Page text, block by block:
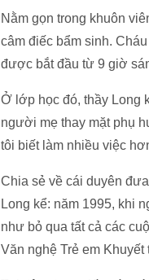
Nằm gọn trong khuôn
câm điếc bẩm sinh.
được bắt đầu từ 9 giờ
Ở lớp học đó, thầy Long
người mẹ thay mặt phụ
tôi biết làm nhiều việc
Chia sẻ về cái duyên
Long kể: năm 1995, khi
như bỏ qua tất cả các
Văn nghệ Trẻ em